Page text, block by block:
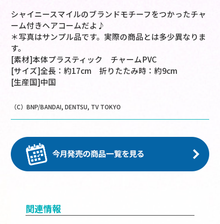
シャイニースマイルのブランドモチーフをつかったチャ
ーム付きヘアコームだよ♪
＊写真はサンプル品です。実際の商品とは多少異なりま
す。
[素材]本体プラスティック チャームPVC
[サイズ]全長：約17cm 折りたたみ時：約9cm
[生産国]中国
（C）BNP/BANDAI, DENTSU, TV TOKYO
関連情報